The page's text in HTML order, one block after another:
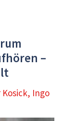
–
, Ingo